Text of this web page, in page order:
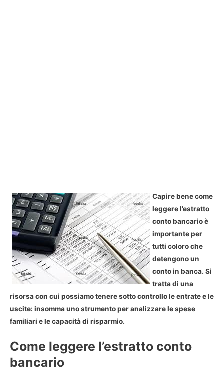
Capire bene come
leggere l’estratto
conto bancario è
importante per
tutti coloro che
detengono un
conto in banca. Si
tratta di una
risorsa con cui possiamo tenere sotto controllo le entrate e le
uscite: insomma uno strumento per analizzare le spese
familiari e le capacità di risparmio.
Come leggere l’estratto conto
bancario